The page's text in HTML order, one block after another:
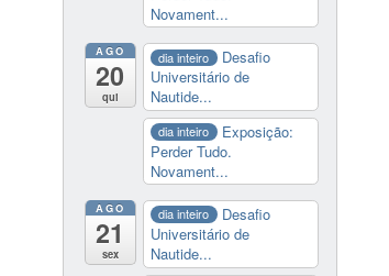
Novament...
AGO
20
qui
dia inteiro
Desafio
Universitário de
Nautide...
dia inteiro
Exposição:
Perder Tudo.
Novament...
AGO
21
sex
dia inteiro
Desafio
Universitário de
Nautide...